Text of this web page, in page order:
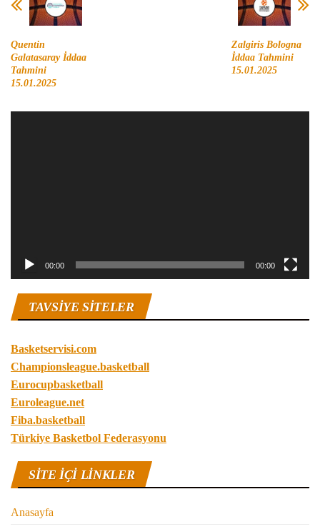
Quentin
Galatasaray İddaa
Tahmini
15.01.2025
Zalgiris Bologna
İddaa Tahmini
15.01.2025
00:00 00:00
TAVSIYE SITELER
Basketservisi.com
Championsleague.basketball
Eurocupbasketball
Euroleague.net
Fiba.basketball
Türkiye Basketbol Federasyonu
SITE IÇI LINKLER
Anasayfa